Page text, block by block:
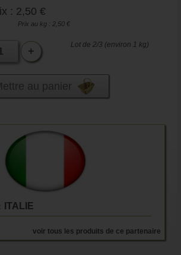
: 2,50 €
Prix au kg : 2,50 €
+
Lot de 2/3 (environ 1 kg)
au panier
ITALIE
voir tous les produits de ce partenaire